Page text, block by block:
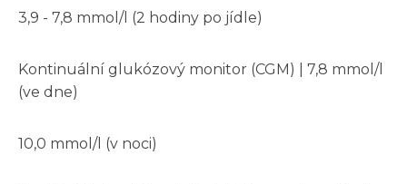
3,9 - 7,8 mmol/l (2 hodiny po jídle)
Kontinuální glukózový monitor (CGM) | 7,8 mmol/l
(ve dne)
10,0 mmol/l (v noci)